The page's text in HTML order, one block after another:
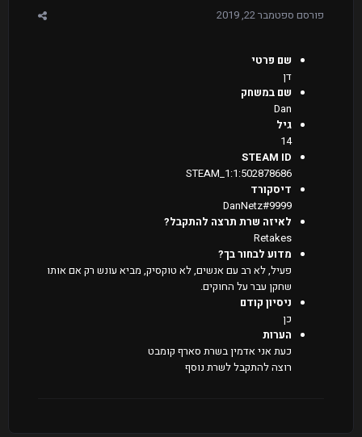
פורסם ספטמבר 22, 2019
שם פרטי
דן
שם במשחק
Dan
גיל
14
STEAM ID
STEAM_1:1:502878686
דיסקורד
DanNetz#9999
לאיזה שרת תרצה להתקבל?
Retakes
מדוע לבחור בך?
פעיל, לא רב עם אנשים, לא טוקסיק, מביא עונש רק אם אותו
שחקן עבר על החוקים.
ניסיון קודם
כן
הערות
כעת אני אדמין בשרת סארף קומבט
רוצה להתקבל לשרת נוסף